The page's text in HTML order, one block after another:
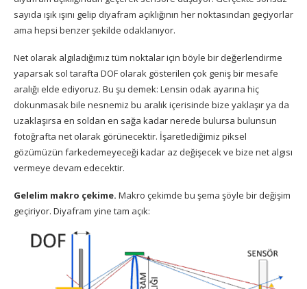
sayıda ışık ışını gelip diyafram açıklığının her noktasından geçiyorlar
ama hepsi benzer şekilde odaklanıyor.
Net olarak algıladığımız tüm noktalar için böyle bir değerlendirme
yaparsak sol tarafta DOF olarak gösterilen çok geniş bir mesafe
aralığı elde ediyoruz. Bu şu demek: Lensin odak ayarına hiç
dokunmasak bile nesnemiz bu aralık içerisinde bize yaklaşır ya da
uzaklaşırsa en soldan en sağa kadar nerede bulursa bulunsun
fotoğrafta net olarak görünecektir. İşaretlediğimiz piksel
gözümüzün farkedemeyeceği kadar az değişecek ve bize net algısı
vermeye devam edecektir.
Gelelim makro çekime. Makro çekimde bu şema şöyle bir değişim
geçiriyor. Diyafram yine tam açık: